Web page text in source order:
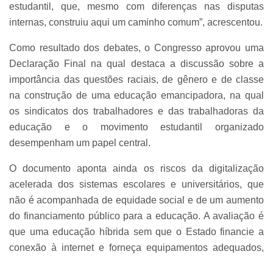
estudantil, que, mesmo com diferenças nas disputas
internas, construiu aqui um caminho comum”, acrescentou.
Como resultado dos debates, o Congresso aprovou uma
Declaração Final na qual destaca a discussão sobre a
importância das questões raciais, de gênero e de classe
na construção de uma educação emancipadora, na qual
os sindicatos dos trabalhadores e das trabalhadoras da
educação e o movimento estudantil organizado
desempenham um papel central.
O documento aponta ainda os riscos da digitalização
acelerada dos sistemas escolares e universitários, que
não é acompanhada de equidade social e de um aumento
do financiamento público para a educação. A avaliação é
que uma educação híbrida sem que o Estado financie a
conexão à internet e forneça equipamentos adequados,